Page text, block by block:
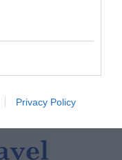
Privacy Policy
ΓΙΑ ΤΟΝ
επίκεντρο